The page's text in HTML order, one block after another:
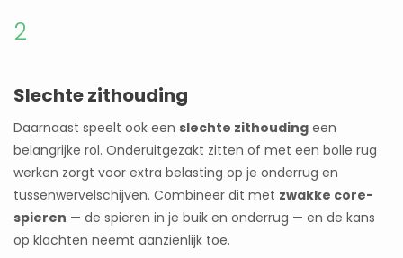
2
Slechte zithouding
Daarnaast speelt ook een slechte zithouding een
belangrijke rol. Onderuitgezakt zitten of met een bolle rug
werken zorgt voor extra belasting op je onderrug en
tussenwervelschijven. Combineer dit met zwakke core-
spieren — de spieren in je buik en onderrug — en de kans
op klachten neemt aanzienlijk toe.